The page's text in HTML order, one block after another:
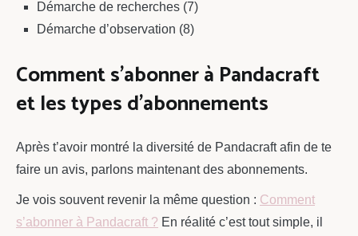
Démarche de recherches (7)
Démarche d’observation (8)
Comment s’abonner à Pandacraft
et les types d’abonnements
Après t’avoir montré la diversité de Pandacraft afin de te
faire un avis, parlons maintenant des abonnements.
Je vois souvent revenir la même question : Comment
s’abonner à Pandacraft ? En réalité c’est tout simple, il